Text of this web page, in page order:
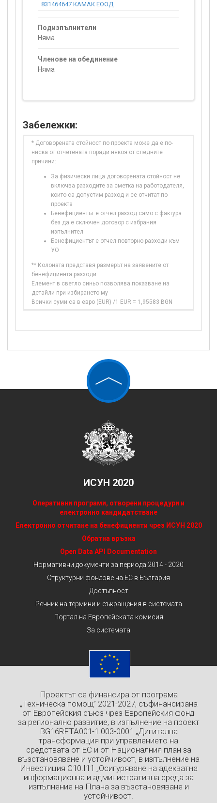
831464647 КАМАК ЕООД
Подизпълнители
Няма
Членове на обединение
Няма
Забележки:
* Договорената стойност по проекта може да е по-
ниска от отчетената поради някоя от следните
причини:
За физически лица договорената стойност не
включва разходите за сметка на работодателя,
които са допустим разход и се отчитат по
проекта
Бенефициентът е отчел разход само с фактура
без да е сключен договор с избрания
изпълнител
Бенефициентът е отчел повторно разходи към
УО
** Колоната представя размерът на заявените от
бенефициента разходи
Елемент в светло синьо позволява показване на
детайли при избирането му
Всички суми са в евро (EUR) /1 EUR = 1,95583 BGN
ИСУН 2020
Оперативни програми, отворени процедури и
електронно кандидатстване
Електронно отчитане на бенефициенти чрез ИСУН 2020
Обратна връзка
Open Data API Documentation
Нормативни документи за периода 2014 - 2020
Структурни фондове на ЕС в България
Достъпност
Речник на термини и съкращения в системата
Портал на Европейската комисия
За системата
Проектът се финансира от програма
„Техническа помощ” 2021-2027, съфинансирана
от Европейския съюз чрез Европейския фонд
за регионално развитие, в изпълнение на проект
BG16RFTA001-1.003-0001 „Дигитална
трансформация при управлението на
средствата от ЕС и от Националния план за
възстановяване и устойчивост, в изпълнение на
Инвестиция C10.I11 „Осигуряване на адекватна
информационна и административна среда за
изпълнение на Плана за възстановяване и
устойчивост.